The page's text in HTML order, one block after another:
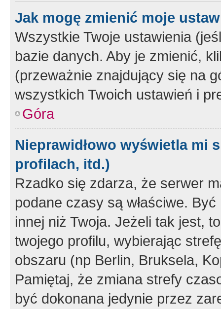
Jak mogę zmienić moje
Wszystkie Twoje ustawienia
bazie danych. Aby je zmienić,
(przeważnie znajdujący się na
wszystkich Twoich ustawień i
Góra
Nieprawidłowo wyświetla mi
profilach, itd.)
Rzadko się zdarza, że serwer
podane czasy są właściwe.
innej niż Twoja. Jeżeli tak jest,
twojego profilu, wybierając
obszaru (np Berlin, Bruksela,
Pamiętaj, że zmiana strefy
być dokonana jedynie przez